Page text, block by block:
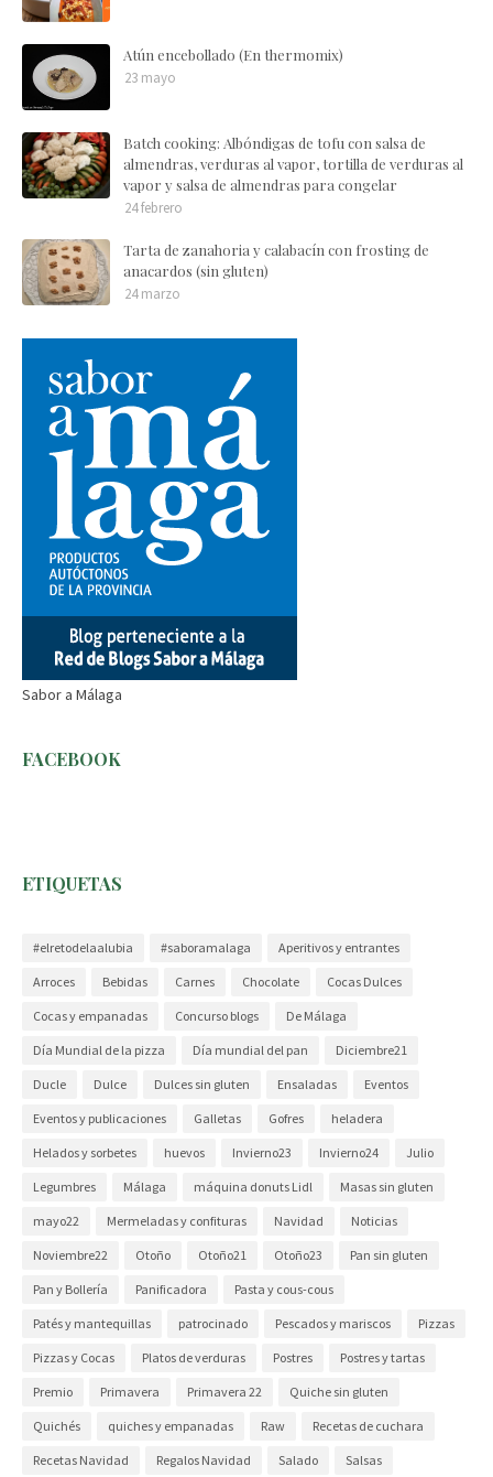
Atún encebollado (En thermomix)
23 mayo
Batch cooking: Albóndigas de tofu con salsa de
almendras, verduras al vapor, tortilla de verduras al
vapor y salsa de almendras para congelar
24 febrero
Tarta de zanahoria y calabacín con frosting de
anacardos (sin gluten)
24 marzo
Sabor a Málaga
FACEBOOK
ETIQUETAS
#elretodelaalubia #saboramalaga Aperitivos y entrantes
Arroces Bebidas Carnes Chocolate Cocas Dulces
Cocas y empanadas Concurso blogs De Málaga
Día Mundial de la pizza Día mundial del pan Diciembre21
Ducle Dulce Dulces sin gluten Ensaladas Eventos
Eventos y publicaciones Galletas Gofres heladera
Helados y sorbetes huevos Invierno23 Invierno24 Julio
Legumbres Málaga máquina donuts Lidl Masas sin gluten
mayo22 Mermeladas y confituras Navidad Noticias
Noviembre22 Otoño Otoño21 Otoño23 Pan sin gluten
Pan y Bollería Panificadora Pasta y cous-cous
Patés y mantequillas patrocinado Pescados y mariscos Pizzas
Pizzas y Cocas Platos de verduras Postres Postres y tartas
Premio Primavera Primavera 22 Quiche sin gluten
Quichés quiches y empanadas Raw Recetas de cuchara
Recetas Navidad Regalos Navidad Salado Salsas